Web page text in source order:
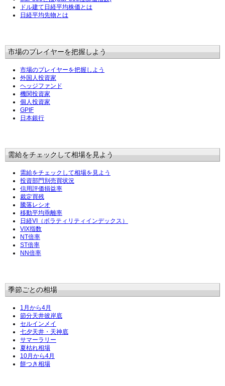
ドル建て日経平均株価とは
日経平均先物とは
市場のプレイヤーを把握しよう
市場のプレイヤーを把握しよう
外国人投資家
ヘッジファンド
機関投資家
個人投資家
GPIF
日本銀行
需給をチェックして相場を見よう
需給をチェックして相場を見よう
投資部門別売買状況
信用評価損益率
裁定買残
騰落レシオ
移動平均乖離率
日経VI（ボラティリティインデックス）
VIX指数
NT倍率
ST倍率
NN倍率
季節ごとの相場
1月から4月
節分天井彼岸底
セルインメイ
七夕天井・天神底
サマーラリー
夏枯れ相場
10月から4月
餅つき相場